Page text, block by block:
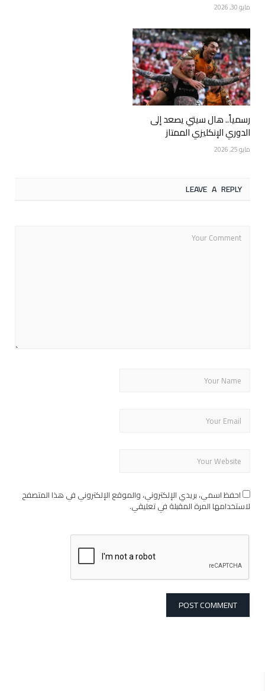
مايو 30, 2026
رسمياً.. هال سيتي يصعد إلى
الدوري الإنكليزي الممتاز
مايو 25, 2026
LEAVE A REPLY
احفظ اسمي، بريدي الإلكتروني، والموقع الإلكتروني في هذا المتصفح
لاستخدامها المرة المقبلة في تعليقي.